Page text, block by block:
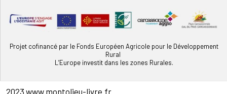
Projet cofinancé par le Fonds Européen Agricole pour le Développement
Rural
L’Europe investit dans les zones Rurales.
2023 www.montolieu-livre.fr